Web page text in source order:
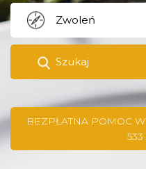
Szukaj
BEZPŁATNA POMOC
533